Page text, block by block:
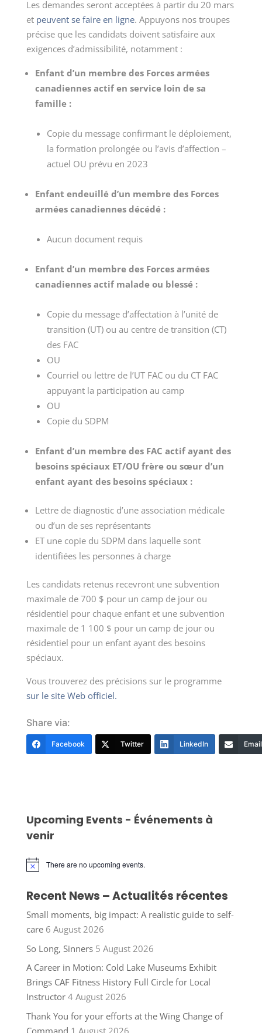
Les demandes seront acceptées à partir du 20 mars
et peuvent se faire en ligne. Appuyons nos troupes
précise que les candidats doivent satisfaire aux
exigences d’admissibilité, notamment :
Enfant d’un membre des Forces armées
canadiennes actif en service loin de sa
famille :
Copie du message confirmant le déploiement,
la formation prolongée ou l’avis d’affection –
actuel OU prévu en 2023
Enfant endeuillé d’un membre des Forces
armées canadiennes décédé :
Aucun document requis
Enfant d’un membre des Forces armées
canadiennes actif malade ou blessé :
Copie du message d’affectation à l’unité de
transition (UT) ou au centre de transition (CT)
des FAC
OU
Courriel ou lettre de l’UT FAC ou du CT FAC
appuyant la participation au camp
OU
Copie du SDPM
Enfant d’un membre des FAC actif ayant des
besoins spéciaux ET/OU frère ou sœur d’un
enfant ayant des besoins spéciaux :
Lettre de diagnostic d’une association médicale
ou d’un de ses représentants
ET une copie du SDPM dans laquelle sont
identifiées les personnes à charge
Les candidats retenus recevront une subvention
maximale de 700 $ pour un camp de jour ou
résidentiel pour chaque enfant et une subvention
maximale de 1 100 $ pour un camp de jour ou
résidentiel pour un enfant ayant des besoins
spéciaux.
Vous trouverez des précisions sur le programme
sur le site Web officiel.
Share via:
Facebook Twitter LinkedIn Email
Upcoming Events - Événements à
venir
Notice There are no upcoming events.
Recent News – Actualités récentes
Small moments, big impact: A realistic guide to self-
care 6 August 2026
So Long, Sinners 5 August 2026
A Career in Motion: Cold Lake Museums Exhibit
Brings CAF Fitness History Full Circle for Local
Instructor 4 August 2026
Thank You for your efforts at the Wing Change of
Command 1 August 2026